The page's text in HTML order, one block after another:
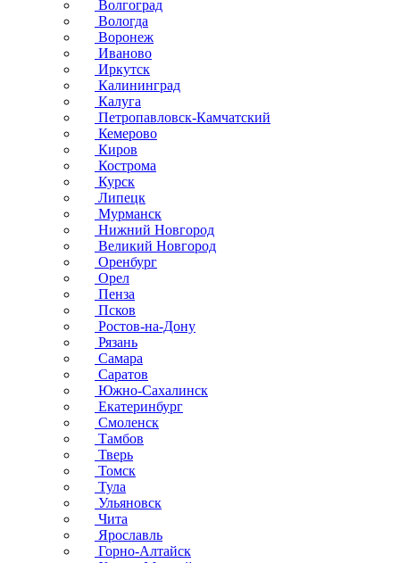
Волгоград
Вологда
Воронеж
Иваново
Иркутск
Калининград
Калуга
Петропавловск-Камчатский
Кемерово
Киров
Кострома
Курск
Липецк
Мурманск
Нижний Новгород
Великий Новгород
Оренбург
Орел
Пенза
Псков
Ростов-на-Дону
Рязань
Самара
Саратов
Южно-Сахалинск
Екатеринбург
Смоленск
Тамбов
Тверь
Томск
Тула
Ульяновск
Чита
Ярославль
Горно-Алтайск